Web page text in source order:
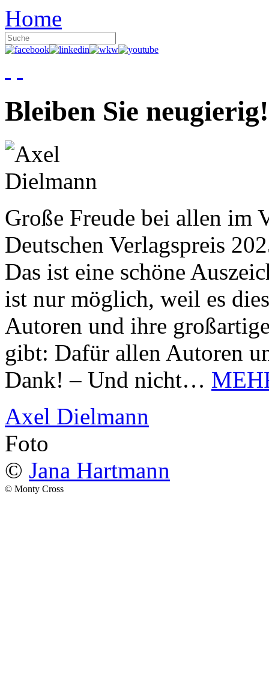
Home
Bleiben Sie neugierig!
Große Freude bei allen im
Deutschen Verlagspreis
Das ist eine schöne
ist nur möglich, weil es
Autoren und ihre
gibt: Dafür allen Autoren
Dank! – Und nicht…
Axel Dielmann
Foto
© Jana Hartmann
© Monty Cross